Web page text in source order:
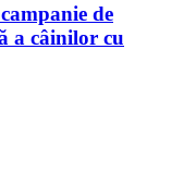
de
a câinilor cu